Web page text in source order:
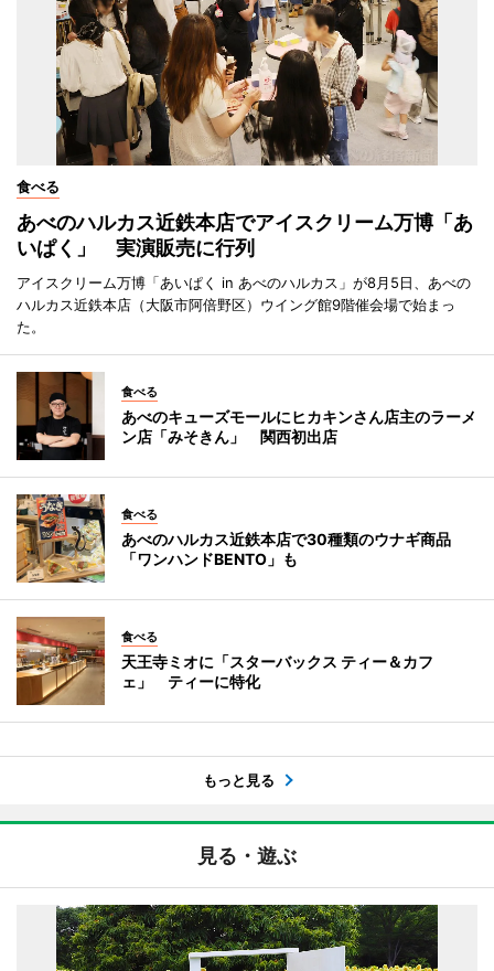
食べる
あべのハルカス近鉄本店でアイスクリーム万博「あ
いぱく」 実演販売に行列
アイスクリーム万博「あいぱく in あべのハルカス」が8月5日、あべの
ハルカス近鉄本店（大阪市阿倍野区）ウイング館9階催会場で始まっ
た。
食べる
あべのキューズモールにヒカキンさん店主のラーメ
ン店「みそきん」 関西初出店
食べる
あべのハルカス近鉄本店で30種類のウナギ商品
「ワンハンドBENTO」も
食べる
天王寺ミオに「スターバックス ティー＆カフ
ェ」 ティーに特化
もっと見る
見る・遊ぶ